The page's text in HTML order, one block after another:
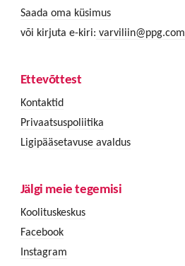
Saada oma küsimus
või kirjuta e-kiri: varviliin@ppg.com
Ettevõttest
Kontaktid
Privaatsuspoliitika
Ligipääsetavuse avaldus
Jälgi meie tegemisi
Koolituskeskus
Facebook
Instagram